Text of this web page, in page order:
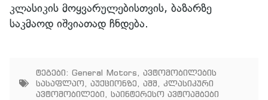
კლასიკის მოყვარულებისთვის, ბაზარზე
საკმაოდ იშვიათად ჩნდება.
ტეგები: General Motors, ავტომობილების
სასაფლაო, აუქციონზე, აშშ, კლასიკური
ავტომობილები, საინტერესო ავტოამბები